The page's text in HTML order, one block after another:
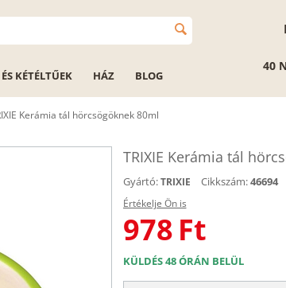
KÉTÉLTŰEK HÁZ BLOG
40
Kerámia tál hörcsögöknek 80ml
TRIXIE Kerámia tál
Gyártó: TRIXIE Cikkszám:46694
Értékelje Ön is
978 Ft
KÜLDÉS 48 ÓRÁN BELÜL